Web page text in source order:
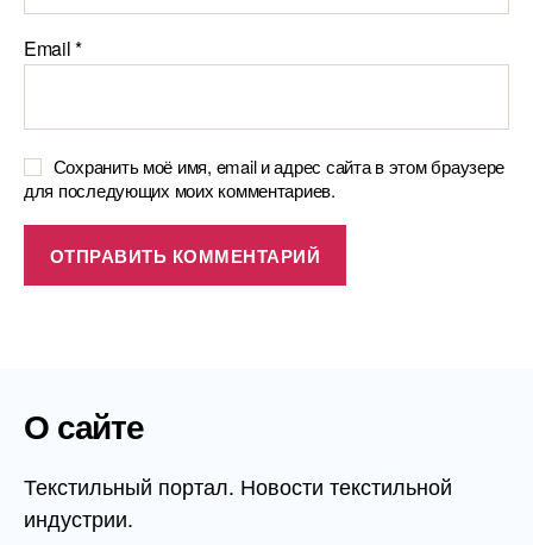
Email*
Сохранить моё имя, email и адрес сайта в этом браузере
для последующих моих комментариев.
О сайте
Текстильный портал. Новости текстильной
индустрии.